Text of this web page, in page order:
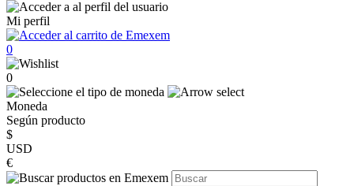
Mi perfil
0
0
Moneda
Según producto
$
USD
€